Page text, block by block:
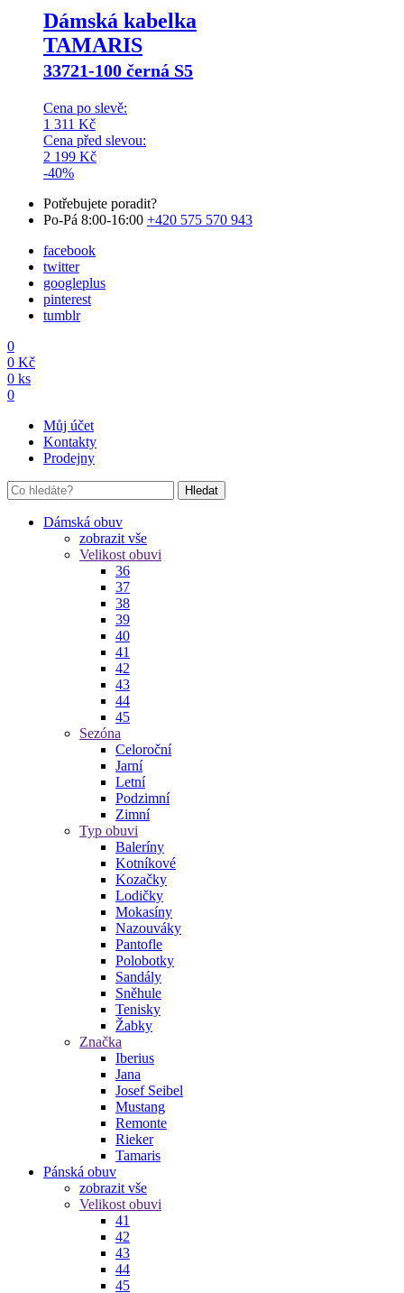
Dámská kabelka
TAMARIS
33721-100 černá S5
Cena po slevě:
1 311 Kč
Cena před slevou:
2 199 Kč
-40%
Potřebujete poradit?
Po-Pá 8:00-16:00 +420 575 570 943
facebook
twitter
googleplus
pinterest
tumblr
0
0 Kč
0 ks
0
Můj účet
Kontakty
Prodejny
Hledat
Dámská obuv
zobrazit vše
Velikost obuvi
36
37
38
39
40
41
42
43
44
45
Sezóna
Celoroční
Jarní
Letní
Podzimní
Zimní
Typ obuvi
Baleríny
Kotníkové
Kozačky
Lodičky
Mokasíny
Nazouváky
Pantofle
Polobotky
Sandály
Sněhule
Tenisky
Žabky
Značka
Iberius
Jana
Josef Seibel
Mustang
Remonte
Rieker
Tamaris
Pánská obuv
zobrazit vše
Velikost obuvi
41
42
43
44
45